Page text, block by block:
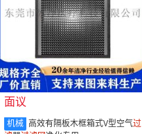
会员注册：第 5 年
经营模式：生产制造
成立日期：2018-12-04
供应产品：50 条
面议
机械 高效有隔板木框箱式V型空气过